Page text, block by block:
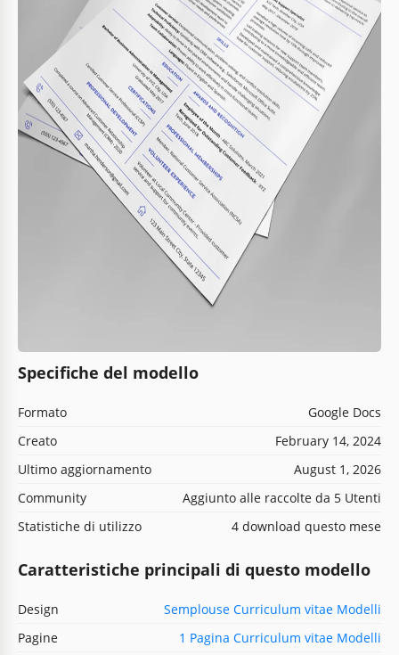
Specifiche del modello
Formato
Google Docs
Creato
February 14, 2024
Ultimo aggiornamento
August 1, 2026
Community
Aggiunto alle raccolte da 5 Utenti
Statistiche di utilizzo
4 download questo mese
Caratteristiche principali di questo modello
Design
Semplouse Curriculum vitae Modelli
Pagine
1 Pagina Curriculum vitae Modelli